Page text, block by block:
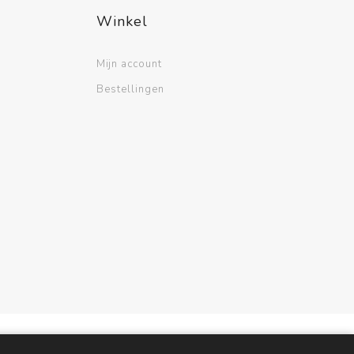
Winkel
Mijn account
Bestellingen